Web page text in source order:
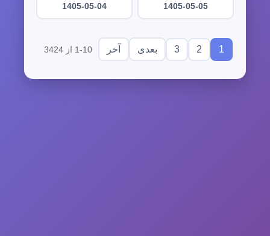
1405-05-05
1405-05-04
1
2
3 بعدی آخر 1-10 از 3424